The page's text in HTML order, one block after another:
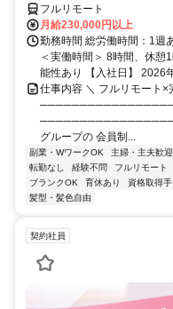
フルリモート
月給230,000円以上
勤務時間 総労働時間：1週
＜実働時間＞ 8時間、休憩
能性あり 【入社日】 2026
仕事内容 ＼ フルリモート×
───────────────────
グループの 会員制...
副業・WワークOK 主婦・主夫歓迎
転勤なし
経験不問 フルリモート
ブランクOK
育休あり 資格取得
髪型・髪色自由
契約社員